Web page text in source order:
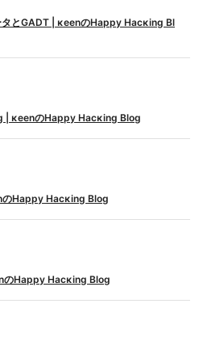
とGADT | κeenのHappy Hacκing Bl
| κeenのHappy Hacκing Blog
Happy Hacκing Blog
のHappy Hacκing Blog